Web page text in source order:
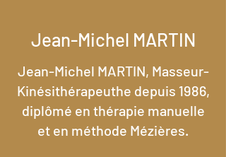
Jean-Michel MARTIN
Jean-Michel MARTIN, Masseur-
Kinésithérapeuthe depuis 1986,
diplômé en thérapie manuelle
et en méthode Mézières.